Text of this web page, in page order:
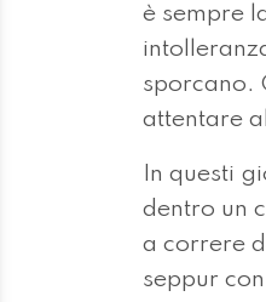
è sempre
sporcano.
attentare
In questi
dentro un
a correre
seppur